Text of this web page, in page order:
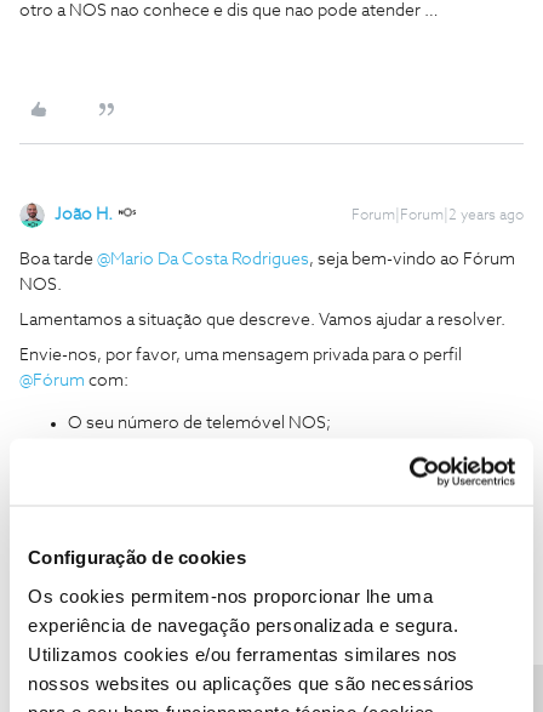
Configuração de cookies
Os cookies permitem-nos proporcionar lhe uma
experiência de navegação personalizada e segura.
Utilizamos cookies e/ou ferramentas similares nos
nossos websites ou aplicações que são necessários
otro a NOS nao conhece e dis que nao pode atender …
João H. Forum|Forum|2 years ago
Boa tarde @Mario Da Costa Rodrigues, seja bem-vindo ao Fórum
NOS.
Lamentamos a situação que descreve. Vamos ajudar a resolver.
Envie-nos, por favor, uma mensagem privada para o perfil
@Fórum com:
O seu número de telemóvel NOS;
Ajude a comunidade a encontrar informação relevante. Marque
como "Melhor Resposta" e faça "Like" nos melhores comentários.
Siga os perfis da moderação, através da opção "Seguir", para estar
sempre a par das ultimas novidades.